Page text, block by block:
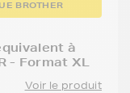
BROTHER
à
- Format XL
Voir le produit